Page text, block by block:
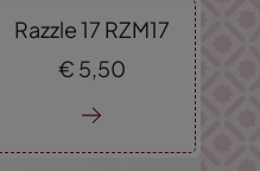
Razzle 17 RZM17
€ 5,50